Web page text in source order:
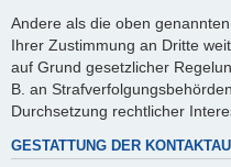
Andere als die oben
Ihrer Zustimmung an Dritte
auf Grund gesetzlicher
B. an
Durchsetzung rechtlicher
GESTATTUNG DER